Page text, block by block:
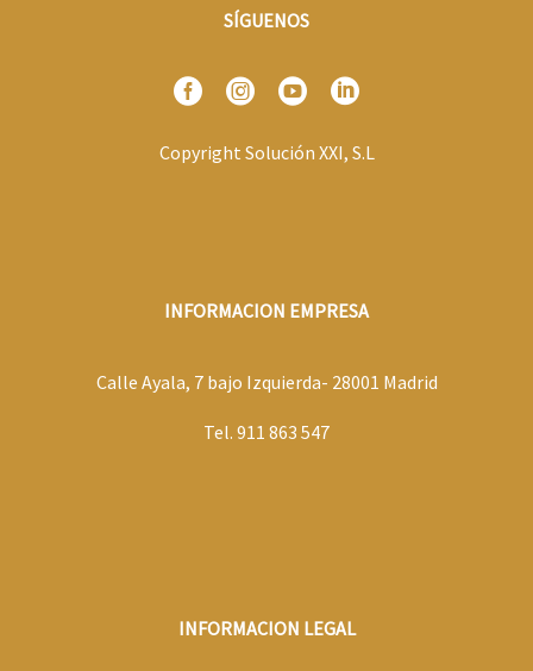
SÍGUENOS
Copyright Solución XXI, S.L
INFORMACION EMPRESA
Calle Ayala, 7 bajo Izquierda- 28001 Madrid
Tel. 911 863 547
INFORMACION LEGAL